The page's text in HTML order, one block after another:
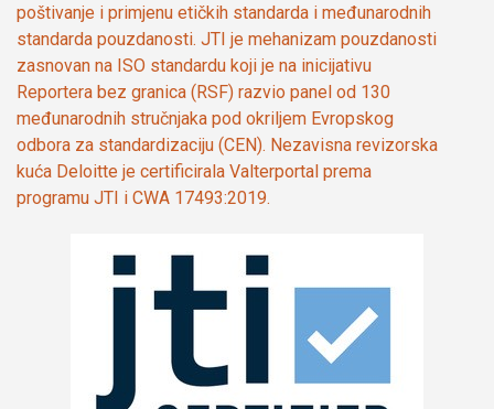
poštivanje i primjenu etičkih standarda i međunarodnih
standarda pouzdanosti. JTI je mehanizam pouzdanosti
zasnovan na ISO standardu koji je na inicijativu
Reportera bez granica (RSF) razvio panel od 130
međunarodnih stručnjaka pod okriljem Evropskog
odbora za standardizaciju (CEN). Nezavisna revizorska
kuća Deloitte je certificirala Valterportal prema
programu JTI i CWA 17493:2019.